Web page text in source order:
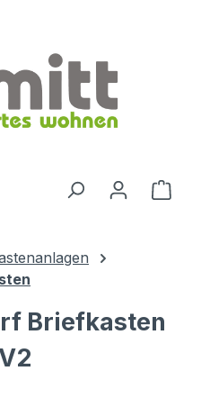
Briefkasten